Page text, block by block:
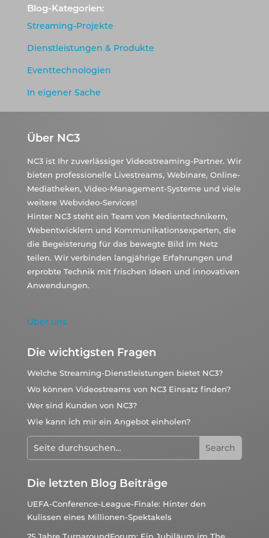
Blog-Kategorien:
Streaming-Projekte
Dienstleistungen & Produkte
Eventtechnologien
In eigener Sache
Über NC3
NC3 ist Ihr zuverlässiger Videostreaming-Partner. Wir
bieten professionelle Livestreams, Webinare, Online-
Mediatheken, Video-Management-Systeme und viele
weitere Webvideo-Services!
Hinter NC3 steht ein Team von Medientechnikern,
Webentwicklern und Kommunikationsexperten, die
die Begeisterung für das bewegte Bild im Netz
teilen. Wir verbinden langjährige Erfahrungen und
erprobte Technik mit frischen Ideen und innovativen
Anwendungen.
Über uns
Die wichtigsten Fragen
Welche Streaming-Dienstleistungen bietet NC3?
Wo können Videostreams von NC3 Einsatz finden?
Wer sind Kunden von NC3?
Wie kann ich mir ein Angebot einholen?
Die letzten Blog Beiträge
UEFA-Conference-League-Finale: Hinter den
Kulissen eines Millionen-Spektakels